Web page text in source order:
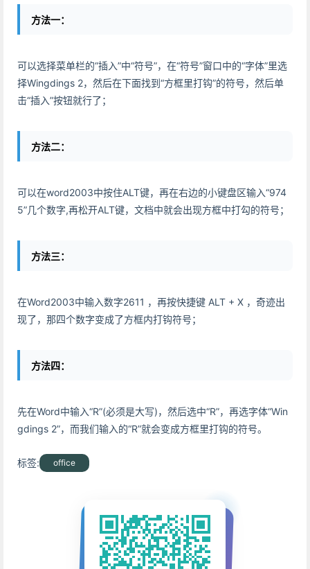
方法一：
可以选择菜单栏的“插入”中“符号”，在“符号”窗口中的“字体”里选
择Wingdings 2，然后在下面找到“方框里打钩”的符号，然后单
击“插入”按钮就行了；
方法二：
可以在word2003中按住ALT键，再在右边的小键盘区输入“974
5”几个数字,再松开ALT键，文档中就会出现方框中打勾的符号；
方法三：
在Word2003中输入数字2611 ，再按快捷键 ALT + X ，奇迹出
现了，那四个数字变成了方框内打钩符号；
方法四：
先在Word中输入“R”(必须是大写)，然后选中“R”，再选字体“Win
gdings 2”，而我们输入的“R”就会变成方框里打钩的符号。
标签: office